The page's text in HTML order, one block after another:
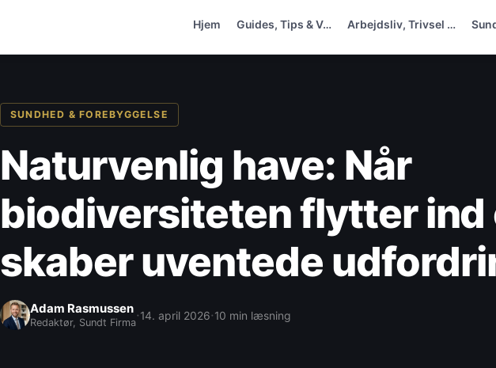
Hjem Guides, Tips & V… Arbejdsliv, Trivsel …
SUNDHED & FOREBYGGELSE
Naturvenlig have: Når
biodiversiteten flytter ind
skaber uventede
Adam Rasmussen
Redaktør, Sundt Firma·14. april 2026·10 min læsning